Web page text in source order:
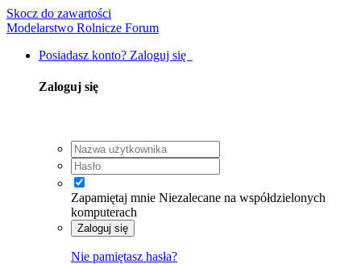
Skocz do zawartości
Modelarstwo Rolnicze Forum
Posiadasz konto? Zaloguj się
Zaloguj się
Zapamiętaj mnie Niezalecane na współdzielonych
komputerach
Zaloguj się
Nie pamiętasz hasła?